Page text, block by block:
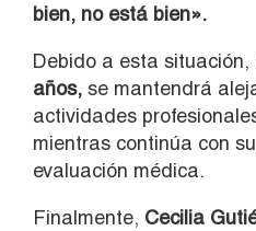
bien, no está bien».
Debido a esta situación,
años, se mantendrá
actividades
mientras continúa con
evaluación médica.
Finalmente, Cecilia